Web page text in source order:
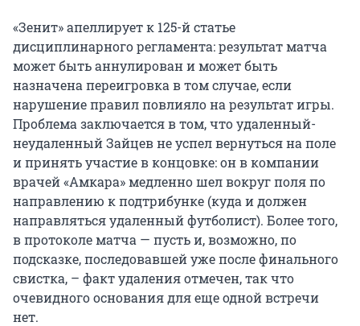
«Зенит» апеллирует к 125-й статье
дисциплинарного регламента: результат матча
может быть аннулирован и может быть
назначена переигровка в том случае, если
нарушение правил повлияло на результат игры.
Проблема заключается в том, что удаленный-
неудаленный Зайцев не успел вернуться на поле
и принять участие в концовке: он в компании
врачей «Амкара» медленно шел вокруг поля по
направлению к подтрибунке (куда и должен
направляться удаленный футболист). Более того,
в протоколе матча — пусть и, возможно, по
подсказке, последовавшей уже после финального
свистка, – факт удаления отмечен, так что
очевидного основания для еще одной встречи
нет.